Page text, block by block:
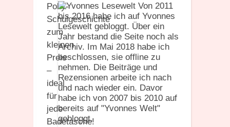
Polly-
Schulgeschichte
zum
kleinen
Preis
–
ideal
für
jede
Badetasche!
Von 2011
bis 2016 habe ich auf Yvonnes
Lesewelt gebloggt. Über ein
Jahr bestand die Seite noch als
Archiv. Im Mai 2018 habe ich
beschlossen, sie offline zu
nehmen. Die Beiträge und
Rezensionen arbeite ich nach
und nach wieder ein. Davor
habe ich von 2007 bis 2010 auf
bereits auf "Yvonnes Welt"
gebloggt.